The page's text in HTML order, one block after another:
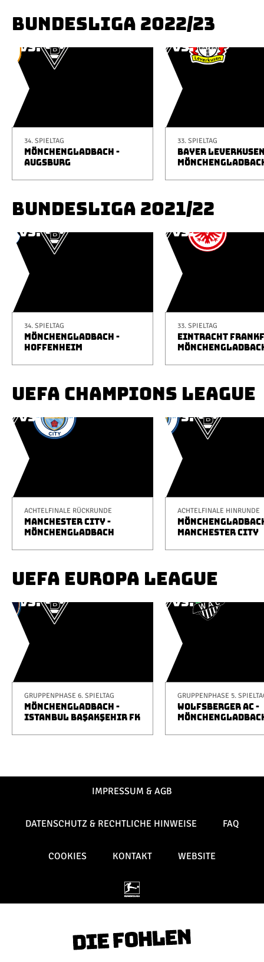
BUNDESLIGA 2022/23
34. SPIELTAG
MÖNCHENGLADBACH -
AUGSBURG
33. SPIELTAG
BAYER
BUNDESLIGA 2021/22
34. SPIELTAG
MÖNCHENGLADBACH -
HOFFENHEIM
33. SPIELTAG
EINTRACHT
UEFA CHAMPIONS LEAGUE
ACHTELFINALE RÜCKRUNDE
MANCHESTER CITY -
MÖNCHENGLADBACH
ACHTELFINALE HINRUNDE
MANCHESTER CITY
UEFA EUROPA LEAGUE
GRUPPENPHASE 6. SPIELTAG
MÖNCHENGLADBACH -
ISTANBUL BAŞAKŞEHIR FK
GRUPPENPHASE 5.
WOLFSBERGER AC -
IMPRESSUM & AGB
DATENSCHUTZ & RECHTLICHE HINWEISE FAQ
COOKIES KONTAKT WEBSITE